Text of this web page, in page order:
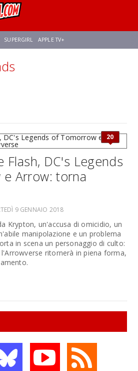
SUPERGIRL APPLE TV+
20
Flash, DC's Legends
Arrow: torna
9 GENNAIO 2018
Krypton, un'accusa di omicidio, un
manipolazione e un problema
in scena un personaggio di culto:
ritornerà in piena forma,